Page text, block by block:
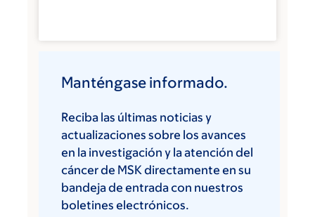
Manténgase informado.
Reciba las últimas noticias y
actualizaciones sobre los avances
en la investigación y la atención del
cáncer de MSK directamente en su
bandeja de entrada con nuestros
boletines electrónicos.